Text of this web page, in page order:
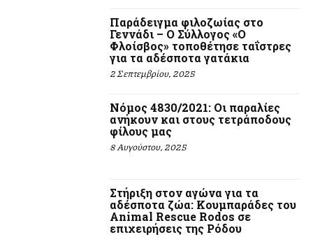
Παράδειγμα φιλοζωίας στο
Γεννάδι – Ο Σύλλογος «Ο
Φλοίσβος» τοποθέτησε ταΐστρες
για τα αδέσποτα γατάκια
2 Σεπτεμβρίου, 2025
Νόμος 4830/2021: Οι παραλίες
ανήκουν και στους τετράποδους
φίλους μας
8 Αυγούστου, 2025
Στήριξη στον αγώνα για τα
αδέσποτα ζώα: Κουμπαράδες του
Animal Rescue Rodos σε
επιχειρήσεις της Ρόδου